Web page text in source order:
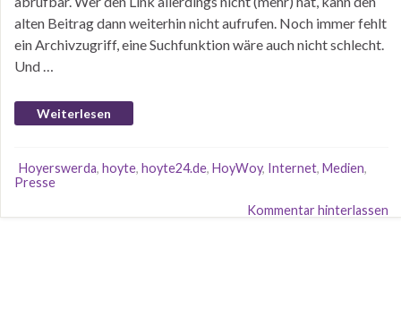
alten Beitrag dann weiterhin nicht aufrufen. Noch immer fehlt
ein Archivzugriff, eine Suchfunktion wäre auch nicht schlecht.
Und …
Weiterlesen
Hoyerswerda, hoyte, hoyte24.de, HoyWoy, Internet, Medien,
Presse
Kommentar hinterlassen